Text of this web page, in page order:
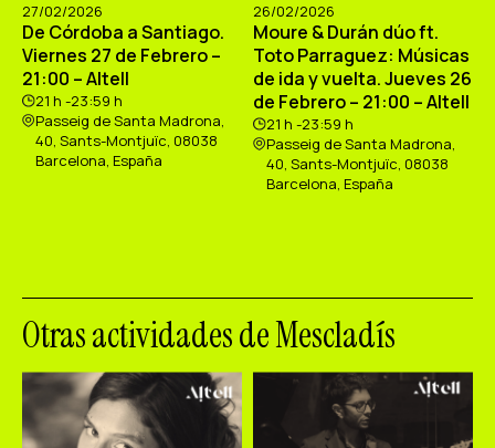
27/02/2026
De Córdoba a Santiago.
Viernes 27 de Febrero –
21:00 – Altell
21 h -23:59 h
Passeig de Santa Madrona,
40, Sants-Montjuïc, 08038
Barcelona, España
26/02/2026
Moure & Durán dúo ft.
Toto Parraguez: Músicas
de ida y vuelta. Jueves 26
de Febrero – 21:00 – Altell
21 h -23:59 h
Passeig de Santa Madrona,
40, Sants-Montjuïc, 08038
Barcelona, España
Otras actividades de Mescladís